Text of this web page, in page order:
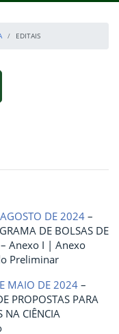
EDITAIS
DE 2024 –
DE BOLSAS DE
– Anexo I | Anexo
Preliminar
MAIO DE 2024 –
PROPOSTAS PARA
NA CIÊNCIA